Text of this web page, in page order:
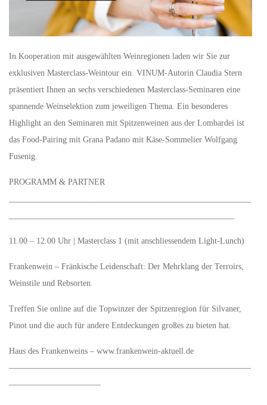
In Kooperation mit ausgewählten Weinregionen laden wir Sie zur
exklusiven Masterclass-Weintour ein. VINUM-Autorin Claudia Stern
präsentiert Ihnen an sechs verschiedenen Masterclass-Seminaren eine
spannende Weinselektion zum jeweiligen Thema. Ein besonderes
Highlight an den Seminaren mit Spitzenweinen aus der Lombardei ist
das Food-Pairing mit Grana Padano mit Käse-Sommelier Wolfgang
Fusenig.
PROGRAMM & PARTNER
11.00 – 12.00 Uhr | Masterclass 1 (mit anschliessendem Light-Lunch)
Frankenwein – Fränkische Leidenschaft: Der Mehrklang der Terroirs,
Weinstile und Rebsorten.
Treffen Sie online auf die Topwinzer der Spitzenregion für Silvaner,
Pinot und die auch für andere Entdeckungen großes zu bieten hat.
Haus des Frankenweins – www.frankenwein-aktuell.de
—————————————————————————————
———————————